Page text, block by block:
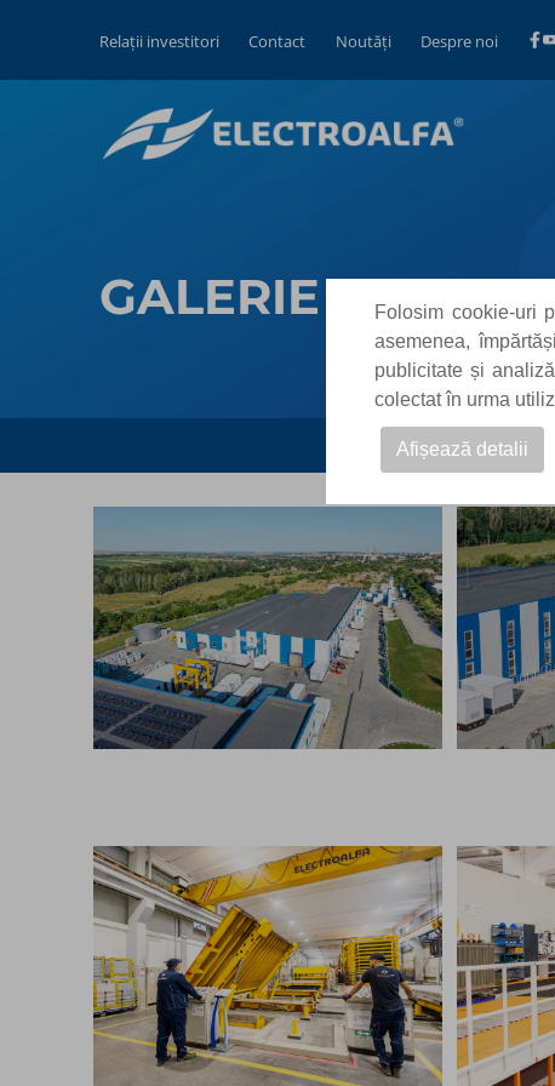
Folosim cookie-uri
asemenea,
publicitate și
colectat în urma
Afișează detalii
Relații investitori Contact Noutăți Despre noi
GALERIE FOTO